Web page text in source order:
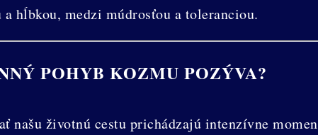
hĺbkou, medzi múdrosťou a toleranciou.
POHYB KOZMU POZÝVA?
našu životnú cestu prichádzajú intenzívne